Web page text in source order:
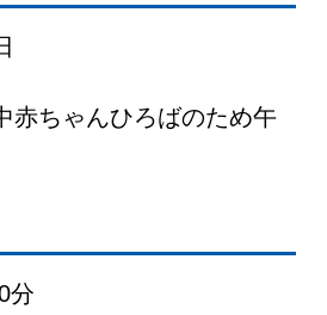
赤ちゃんひろばのため午
分